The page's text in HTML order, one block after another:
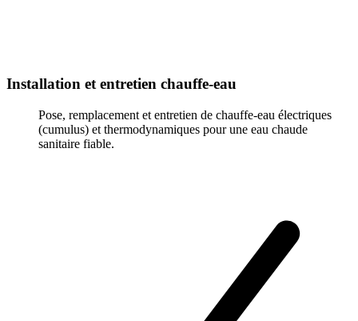
Installation et entretien chauffe-eau
Pose, remplacement et entretien de chauffe-eau électriques
(cumulus) et thermodynamiques pour une eau chaude
sanitaire fiable.